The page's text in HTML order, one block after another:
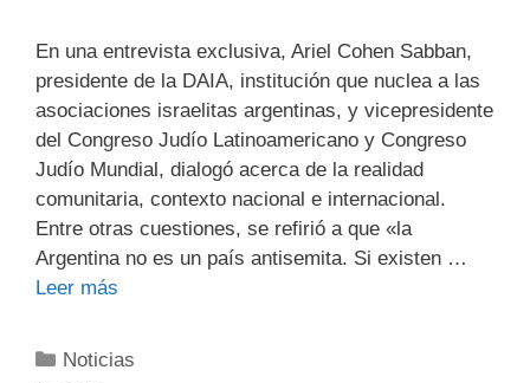
En una entrevista exclusiva, Ariel Cohen Sabban,
presidente de la DAIA, institución que nuclea a las
asociaciones israelitas argentinas, y vicepresidente
del Congreso Judío Latinoamericano y Congreso
Judío Mundial, dialogó acerca de la realidad
comunitaria, contexto nacional e internacional.
Entre otras cuestiones, se refirió a que «la
Argentina no es un país antisemita. Si existen …
Leer más
Noticias